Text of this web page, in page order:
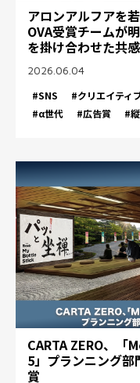
アロンアルフアを
OVA受賞チームが
を掛け合わせた共
2026.06.04
#SNS
#クリエイティ
#α世代
#広告賞 #
CARTA ZERO、
5」プランニング
賞